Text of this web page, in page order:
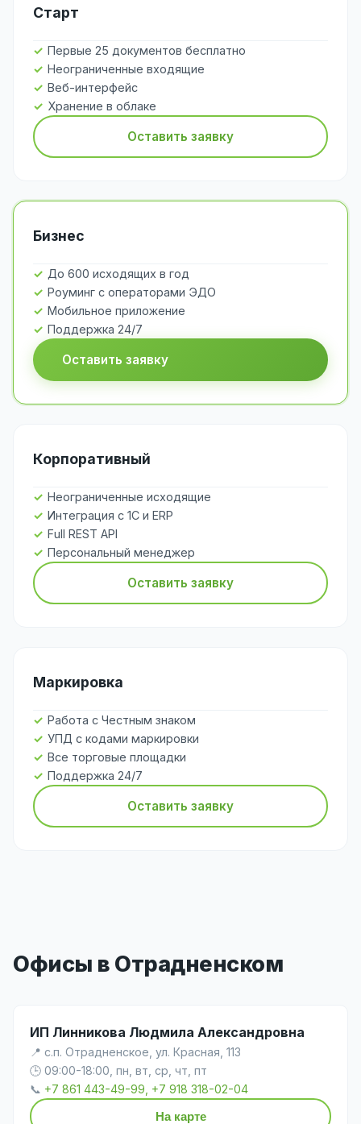
Старт
Первые 25 документов бесплатно
Неограниченные входящие
Веб-интерфейс
Хранение в облаке
Оставить заявку
Бизнес
До 600 исходящих в год
Роуминг с операторами ЭДО
Мобильное приложение
Поддержка 24/7
Оставить заявку
Корпоративный
Неограниченные исходящие
Интеграция с 1С и ERP
Full REST API
Персональный менеджер
Оставить заявку
Маркировка
Работа с Честным знаком
УПД с кодами маркировки
Все торговые площадки
Поддержка 24/7
Оставить заявку
Офисы в Отрадненском
ИП Линникова Людмила Александровна
📍 с.п. Отрадненское, ул. Красная, 113
🕒 09:00-18:00, пн, вт, ср, чт, пт
📞 +7 861 443-49-99, +7 918 318-02-04
На карте